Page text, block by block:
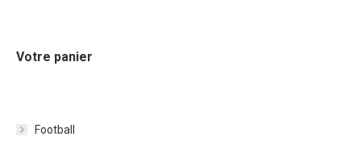
Votre panier
Football